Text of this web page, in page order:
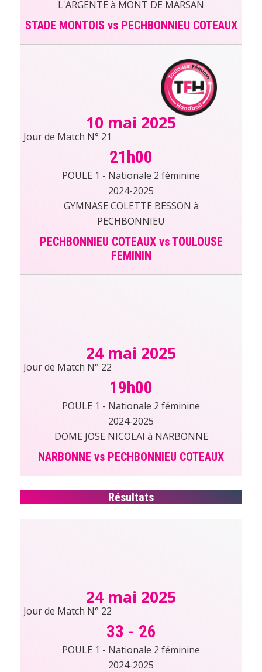
L'ARGENTE à MONT DE MARSAN
STADE MONTOIS vs PECHBONNIEU COTEAUX
10 mai 2025
Jour de Match N° 21
21h00
POULE 1 - Nationale 2 féminine
2024-2025
GYMNASE COLETTE BESSON à
PECHBONNIEU
PECHBONNIEU COTEAUX vs TOULOUSE
FEMININ
24 mai 2025
Jour de Match N° 22
19h00
POULE 1 - Nationale 2 féminine
2024-2025
DOME JOSE NICOLAI à NARBONNE
NARBONNE vs PECHBONNIEU COTEAUX
Résultats
24 mai 2025
Jour de Match N° 22
33 - 26
POULE 1 - Nationale 2 féminine
2024-2025